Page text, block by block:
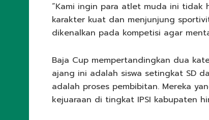
“Kami ingin para atlet muda ini tidak
karakter kuat dan menjunjung
dikenalkan pada kompetisi agar
Baja Cup mempertandingkan dua
ajang ini adalah siswa setingkat SD
adalah proses pembibitan. Mereka
kejuaraan di tingkat IPSI kabupaten